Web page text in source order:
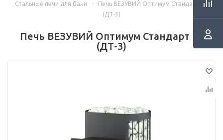
Стальные печи для бани
-
Печь ВЕЗУВИЙ Оптимум Стандарт 14
(ДТ-3)
Печь ВЕЗУВИЙ Оптимум Стандарт 14
(ДТ-3)